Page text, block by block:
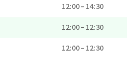
12:00 – 14:30
12:00 – 12:30
12:00 – 12:30